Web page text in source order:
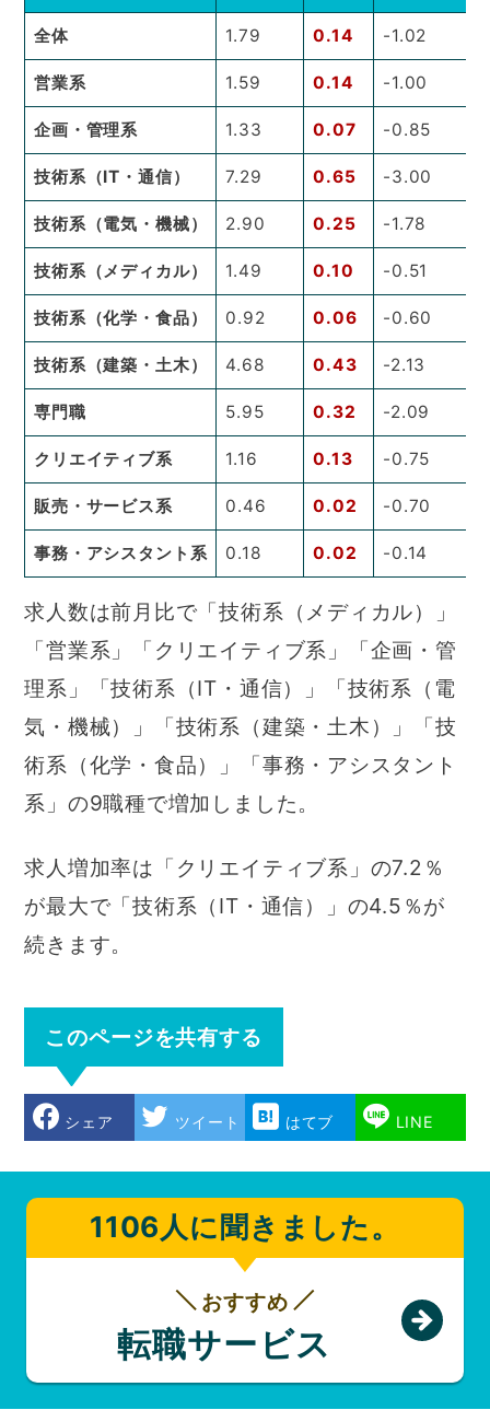
全体 1.79 0.14 -1.02
営業系 1.59 0.14 -1.00
企画・管理系 1.33 0.07 -0.85
技術系（IT・通信） 7.29 0.65 -3.00
技術系（電気・機械） 2.90 0.25 -1.78
技術系（メディカル） 1.49 0.10 -0.51
技術系（化学・食品） 0.92 0.06 -0.60
技術系（建築・土木） 4.68 0.43 -2.13
専門職 5.95 0.32 -2.09
クリエイティブ系 1.16 0.13 -0.75
販売・サービス系 0.46 0.02 -0.70
事務・アシスタント系 0.18 0.02 -0.14
求人数は前月比で「技術系（メディカル）」
「営業系」「クリエイティブ系」「企画・管
理系」「技術系（IT・通信）」「技術系（電
気・機械）」「技術系（建築・土木）」「技
術系（化学・食品）」「事務・アシスタント
系」の9職種で増加しました。
求人増加率は「クリエイティブ系」の7.2％
が最大で「技術系（IT・通信）」の4.5％が
続きます。
このページを共有する
シェア ツイート はてブ LINE
1106人に聞きました。
おすすめ
転職サービス